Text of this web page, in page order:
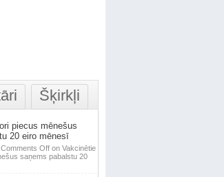
Šķirkļi
piecus mēnešus
20 eiro mēnesī
Comments Offon Vakcinētie
saņems pabalstu 20